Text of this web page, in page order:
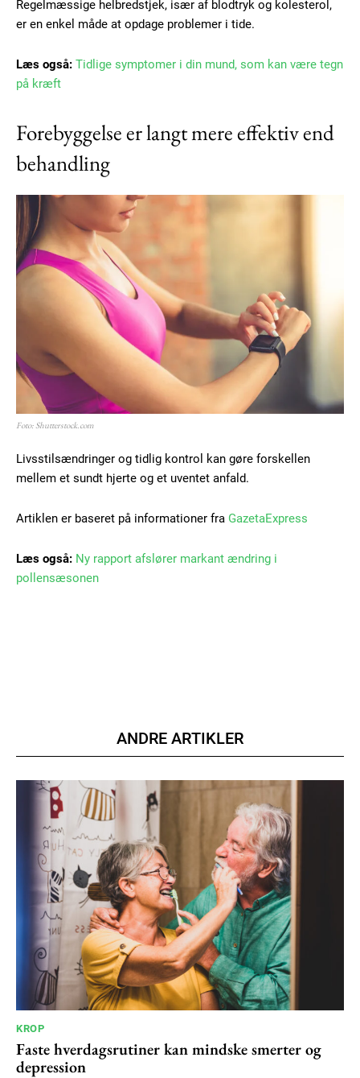
Regelmæssige helbredstjek, især af blodtryk og kolesterol,
er en enkel måde at opdage problemer i tide.
Læs også: Tidlige symptomer i din mund, som kan være tegn
på kræft
Forebyggelse er langt mere effektiv end
behandling
Foto: Shutterstock.com
Livsstilsændringer og tidlig kontrol kan gøre forskellen
mellem et sundt hjerte og et uventet anfald.
Artiklen er baseret på informationer fra GazetaExpress
Læs også: Ny rapport afslører markant ændring i
pollensæsonen
ANDRE ARTIKLER
KROP
Faste hverdagsrutiner kan mindske smerter og
depression